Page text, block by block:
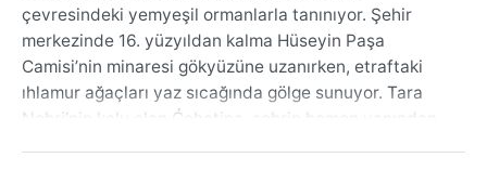
çevresindeki yemyeşil ormanlarla tanınıyor. Şehir
merkezinde 16. yüzyıldan kalma Hüseyin Paşa
Camisi’nin minaresi gökyüzüne uzanırken, etraftaki
ıhlamur ağaçları yaz sıcağında gölge sunuyor. Tara
Nehri’nin kolu olan Ćehotina, şehrin hemen yanından